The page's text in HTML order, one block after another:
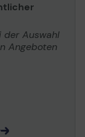
der Auswahl
Angeboten